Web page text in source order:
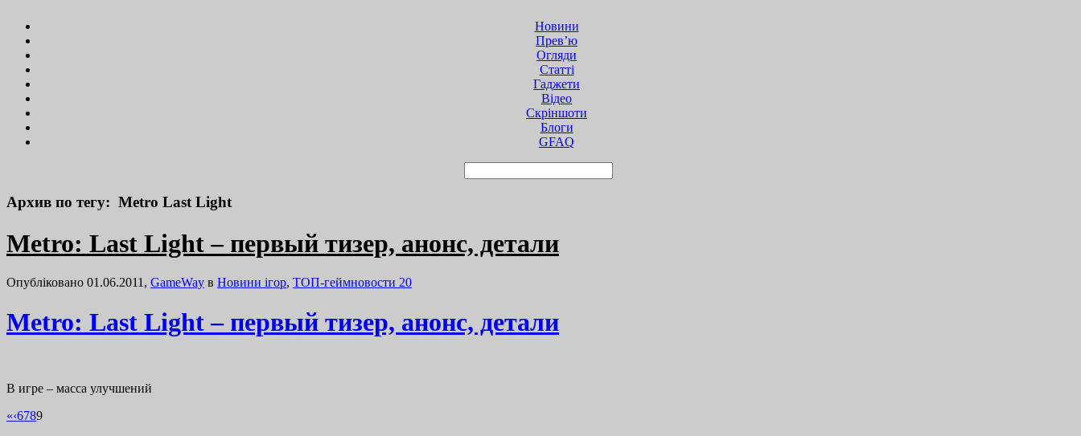
Новини
Прев’ю
Огляди
Статті
Гаджети
Відео
Cкріншоти
Блоги
GFAQ
Архив по тегу: Metro Last Light
Metro: Last Light – первый тизер, анонс, детали
Опубліковано 01.06.2011, GameWay в Новини ігор, ТОП-геймновости 20
Metro: Last Light – первый тизер, анонс, детали
В игре – масса улучшений
«‹6789